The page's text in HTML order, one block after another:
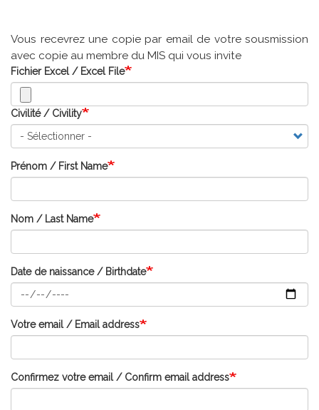
Vous recevrez une copie par email de votre sousmission
avec copie au membre du MIS qui vous invite
Fichier Excel / Excel File
Civilité / Civility
Prénom / First Name
Nom / Last Name
Date de naissance / Birthdate
Votre
email
address
Votre email / Email address
Confirmez votre email / Confirm email address